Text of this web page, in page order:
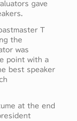
gave
T
the
was
point with a
best speaker
at the end